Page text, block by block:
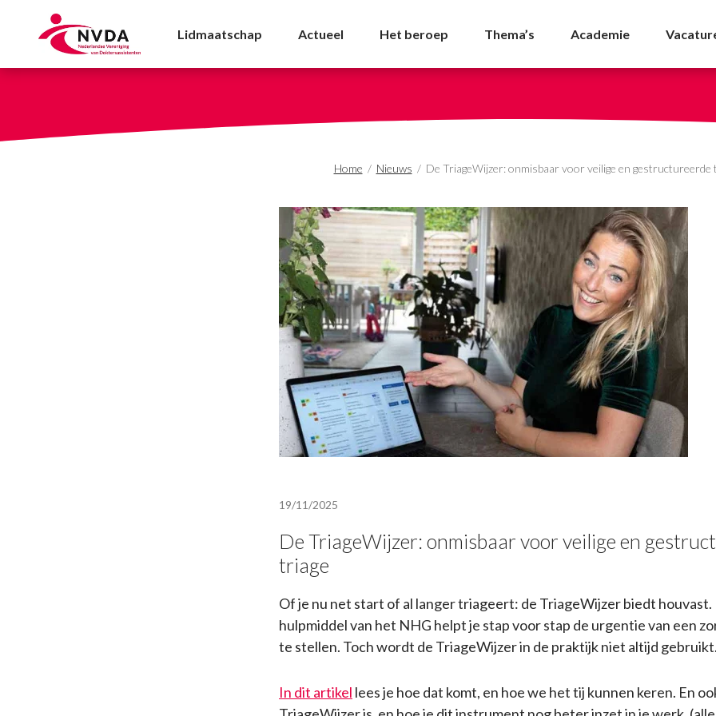
De TriageWijzer: onmisbaar voor veilige en
Lidmaatschap Actueel Het beroep Thema’s Academie
Home / Nieuws / De TriageWijzer: onmisbaar voor veilige en gestructureerde
19/11/2025
De TriageWijzer: onmisbaar voor veilige en
triage
Of je nu net start of al langertriageert: de TriageWijzerbiedt houvast.
hulpmiddel van het NHG helpt je stap voor stap de urgentie van een
te stellen. Toch wordt de TriageWijzer in de praktijk niet altijd gebruikt.
In dit artikel lees je hoe dat komt, en hoe we het tij kunnen keren. En